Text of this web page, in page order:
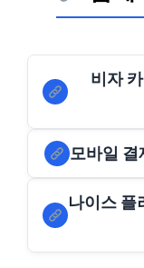
비자
모바일 결
나이스 플